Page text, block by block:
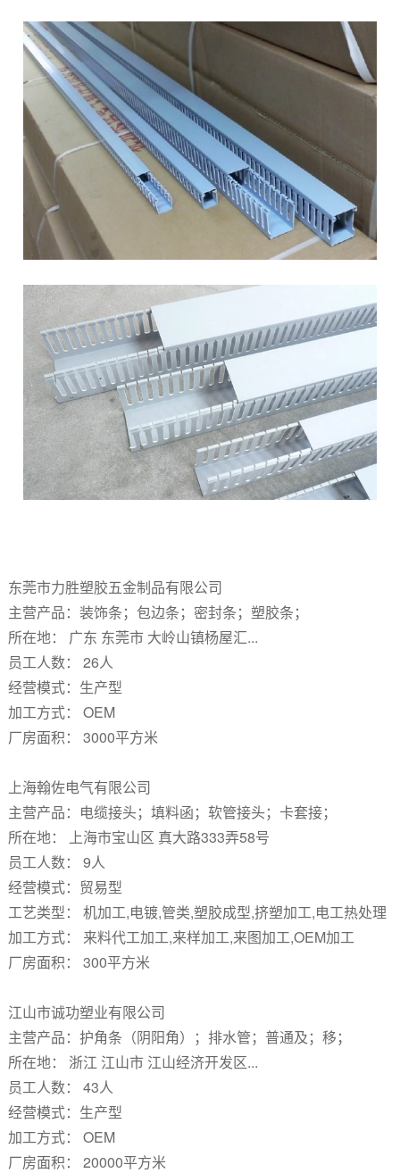
东莞市力胜塑胶五金制品有限公司
主营产品：装饰条；包边条；密封条；塑胶条；
所在地： 广东 东莞市 大岭山镇杨屋汇...
员工人数： 26人
经营模式：生产型
加工方式： OEM
厂房面积： 3000平方米
上海翰佐电气有限公司
主营产品：电缆接头；填料函；软管接头；卡套接；
所在地： 上海市宝山区 真大路333弄58号
员工人数： 9人
经营模式：贸易型
工艺类型： 机加工,电镀,管类,塑胶成型,挤塑加工,电工热处理
加工方式： 来料代工加工,来样加工,来图加工,OEM加工
厂房面积： 300平方米
江山市诚功塑业有限公司
主营产品：护角条（阴阳角）；排水管；普通及；移；
所在地： 浙江 江山市 江山经济开发区...
员工人数： 43人
经营模式：生产型
加工方式： OEM
厂房面积： 20000平方米